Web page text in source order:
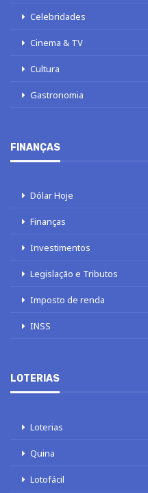
Celebridades
Cinema & TV
Cultura
Gastronomia
FINANÇAS
Dólar Hoje
Finanças
Investimentos
Legislação e Tributos
Imposto de renda
INSS
LOTERIAS
Loterias
Quina
Lotofácil